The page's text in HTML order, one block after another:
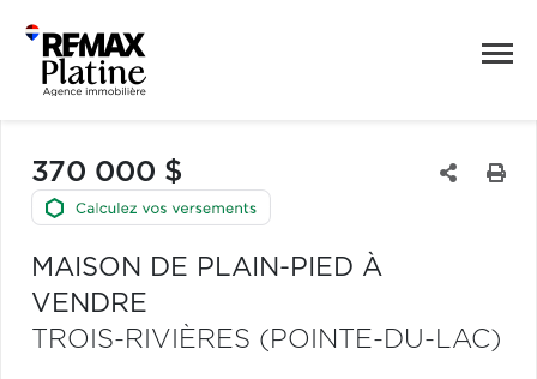
370 000 $
MAISON DE PLAIN-PIED À
VENDRE
TROIS-RIVIÈRES (POINTE-DU-LAC)